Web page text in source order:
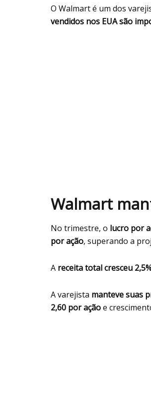
O Walmart é um dos
vendidos nos EUA são
Walmart
No trimestre, o lucro por
por ação, superando a
A receita total cresceu
A varejista manteve suas
2,60 por açãoe